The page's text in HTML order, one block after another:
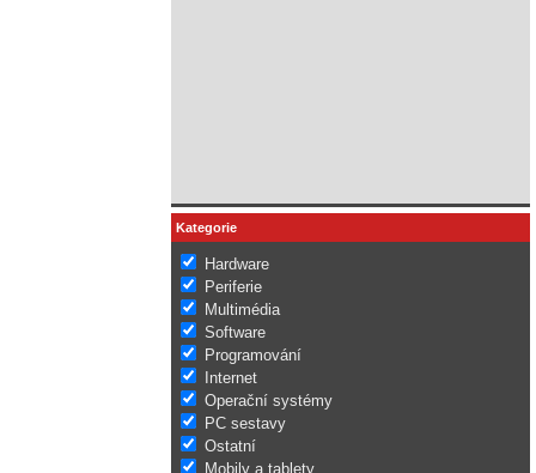
Kategorie
Hardware
Periferie
Multimédia
Software
Programování
Internet
Operační systémy
PC sestavy
Ostatní
Mobily a tablety